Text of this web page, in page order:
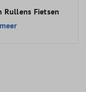
Rullens Fietsen